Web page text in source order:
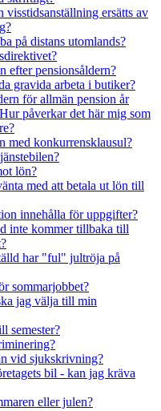
visstidsanställning ersätts av
på distans utomlands?
efter pensionsåldern?
gravida arbeta i butiker?
för allmän pension år
påverkar det här mig som
med konkurrensklausul?
lön?
med att betala ut lön till
innehålla för uppgifter?
inte kommer tillbaka till
har "ful" jultröja på
sommarjobbet?
jag välja till min
semester?
vid sjukskrivning?
bil - kan jag kräva
eller julen?